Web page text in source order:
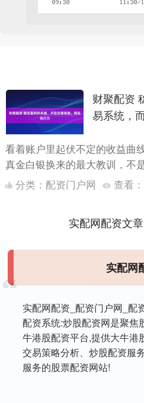
财聚配资
易系统，
看着账户里起伏不定的收益曲
真金白银换来的最大教训，不
缺乏执行系统的纪律。多少夜
终败给了一....
分类： 配资门户网 查看：
实配网配资文
实配网
实配网配资_配资门户网_配
配资系统:炒股配资网是聚焦
牛港股配资平台,提供大牛港
交易策略分析、炒股配资服
服务的股票配资网站!